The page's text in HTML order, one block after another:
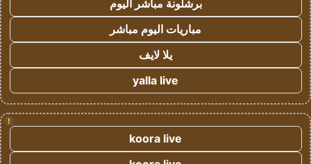
برشلونة مباشر اليوم
مباريات اليوم مباشر
يلا لايف
yalla live
!
koora live